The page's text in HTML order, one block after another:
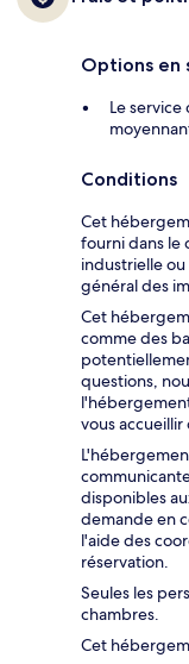
Options en
Le service
Conditions
Cet
fourni dans le
industrielle ou
général des
Cet
comme des
questions,
vous
disponibles
demande en
l'aide des
réservation.
Seules les
chambres.
Cet